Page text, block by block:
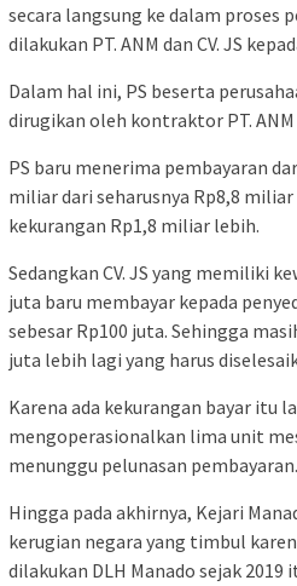
secara langsung ke dalam proses
dilakukan PT. ANM dan CV. JS
Dalam hal ini, PS beserta
dirugikan oleh kontraktor PT. ANM
PS baru menerima pembayaran
miliar dari seharusnya Rp8,8
kekurangan Rp1,8 miliar lebih.
Sedangkan CV. JS yang memiliki
juta baru membayar kepada
sebesar Rp100 juta. Sehingga
juta lebih lagi yang harus
Karena ada kekurangan bayar itu
mengoperasionalkan lima unit
menunggu pelunasan pembayaran.
Hingga pada akhirnya, Kejari
kerugian negara yang timbul
dilakukan DLH Manado sejak 2019